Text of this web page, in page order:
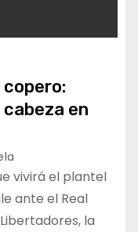
en
vivirá el plantel
ante el Real
la